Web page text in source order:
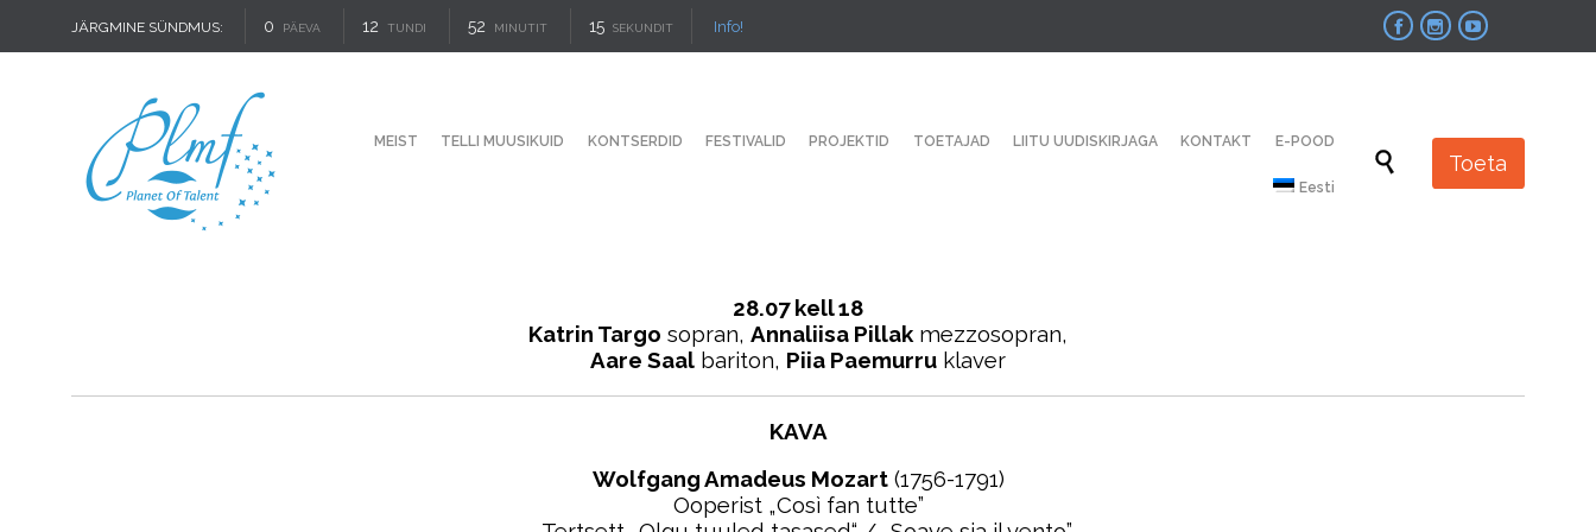
JÄRGMINE SÜNDMUS: 0 PÄEVA 12 TUNDI 52 MINUTIT 14 SEKUNDIT Info!   
content
MEIST TELLI MUUSIKUID KONTSERDID FESTIVALID PROJEKTID TOETAJAD LIITU UUDISKIRJAGA KONTAKT E-POOD
Eesti
 Toeta
28.07 kell 18
Katrin Targo sopran, Annaliisa Pillak mezzosopran,
Aare Saal bariton, Piia Paemurru klaver
KAVA
Wolfgang Amadeus Mozart(1756-1791)
Ooperist „Così fan tutte”